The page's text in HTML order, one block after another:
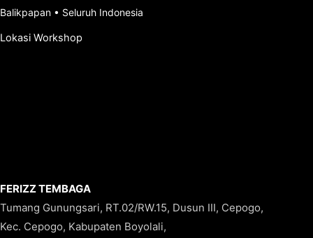
Balikpapan • Seluruh Indonesia
Lokasi Workshop
FERIZZ TEMBAGA
Tumang Gunungsari, RT.02/RW.15, Dusun III, Cepogo,
Kec. Cepogo, Kabupaten Boyolali,